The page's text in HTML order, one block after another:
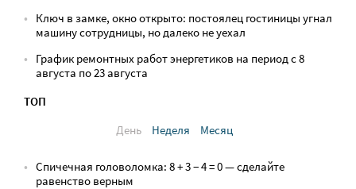
Ключ в замке, окно открыто: постоялец гостиницы угнал
машину сотрудницы, но далеко не уехал
График ремонтных работ энергетиков на период с 8
августа по 23 августа
ТОП
День
Неделя Месяц
Спичечная головоломка: 8 + 3 − 4 = 0 — сделайте
равенство верным